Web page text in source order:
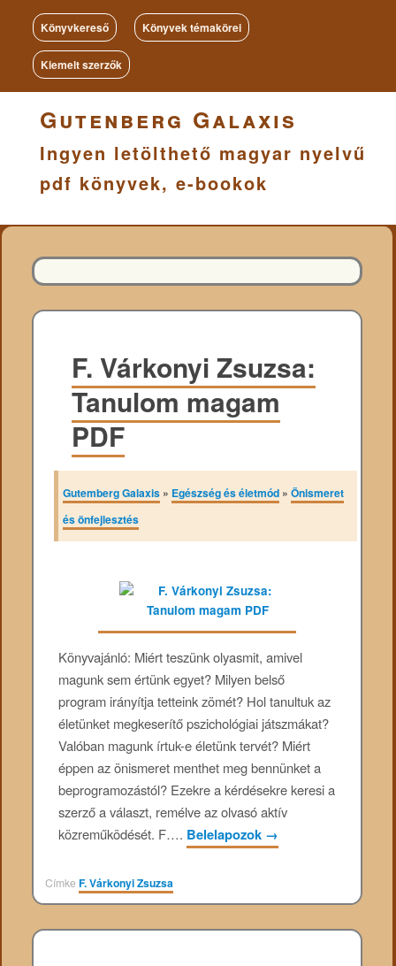
Könyvkereső Könyvek témakörei
Kiemelt szerzők
Gutenberg Galaxis
Ingyen letölthető magyar nyelvű
pdf könyvek, e-bookok
F. Várkonyi Zsuzsa:
Tanulom magam
PDF
Gutemberg Galaxis » Egészség és életmód »Önismeret
és önfejlesztés
Könyvajánló: Miért teszünk olyasmit, amivel
magunk sem értünk egyet? Milyen belső
program irányítja tetteink zömét? Hol tanultuk az
életünket megkeserítő pszichológiai játszmákat?
Valóban magunk írtuk-e életünk tervét? Miért
éppen az önismeret menthet meg bennünket a
beprogramozástól? Ezekre a kérdésekre keresi a
szerző a választ, remélve az olvasó aktív
közreműködését. F…. Belelapozok →
CímkeF. Várkonyi Zsuzsa